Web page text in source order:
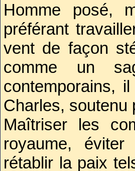
Homme posé,
préférant
vent de façon
comme un
contemporains,
Charles, soutenu
Maîtriser les
royaume,
rétablir la paix